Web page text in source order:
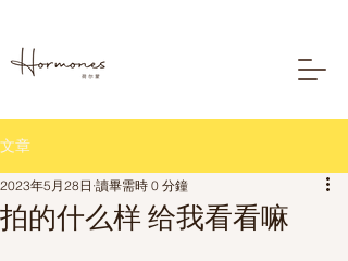
文章
拍的什么样 给我看看嘛
2023年5月28日 讀畢需時 0 分鐘